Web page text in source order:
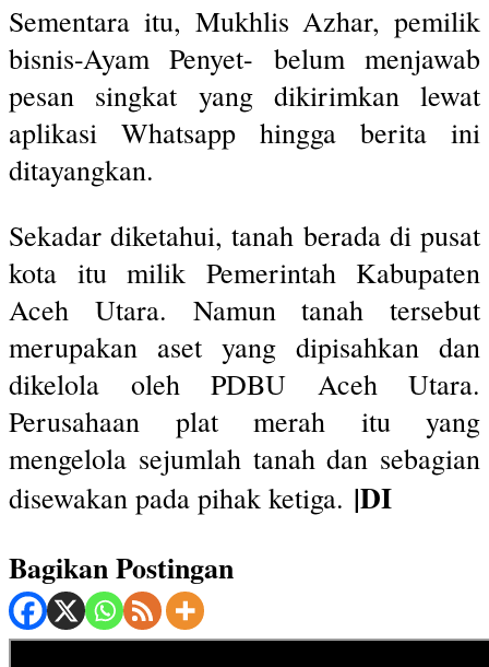
Sementara itu, Mukhlis Azhar, pemilik
bisnis-Ayam Penyet- belum menjawab
pesan singkat yang dikirimkan lewat
aplikasi Whatsapp hingga berita ini
ditayangkan.
Sekadar diketahui, tanah berada di pusat
kota itu milik Pemerintah Kabupaten
Aceh Utara. Namun tanah tersebut
merupakan aset yang dipisahkan dan
dikelola oleh PDBU Aceh Utara.
Perusahaan plat merah itu yang
mengelola sejumlah tanah dan sebagian
disewakan pada pihak ketiga. |DI
Bagikan Postingan